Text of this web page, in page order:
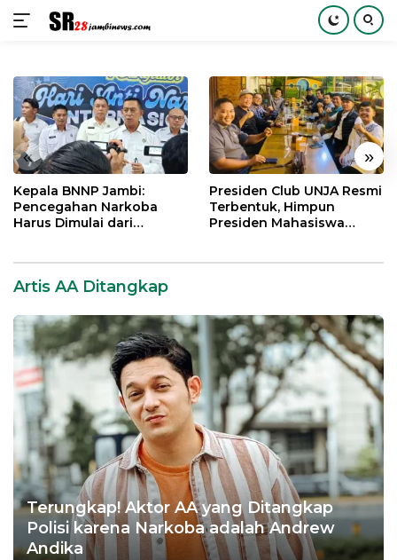
konten
« »
Kepala BNNP Jambi:
Pencegahan Narkoba
Harus Dimulai dari
Presiden Club UNJA Resmi
Terbentuk, Himpun
Presiden Mahasiswa
Artis AA Ditangkap
Terungkap! Aktor AA yang Ditangkap
Polisi karena Narkoba adalah Andrew
Andika